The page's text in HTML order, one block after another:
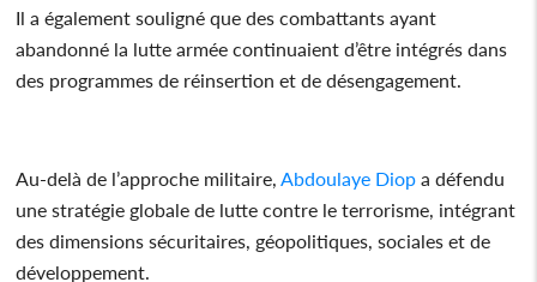
Il a également souligné que des combattants ayant
abandonné la lutte armée continuaient d’être intégrés dans
des programmes de réinsertion et de désengagement.
Au-delà de l’approche militaire, Abdoulaye Diop a défendu
une stratégie globale de lutte contre le terrorisme, intégrant
des dimensions sécuritaires, géopolitiques, sociales et de
développement.